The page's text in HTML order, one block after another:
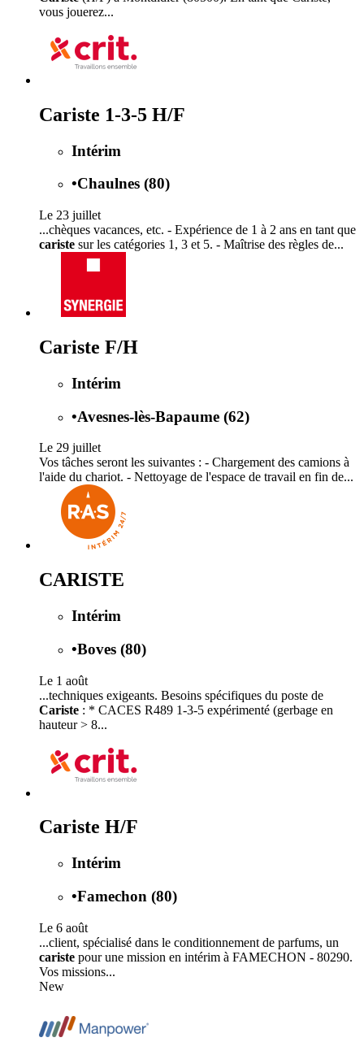
vous jouerez...
Cariste 1-3-5 H/F
Intérim
•Chaulnes (80)
Le 23 juillet
...chèques vacances, etc. - Expérience de 1 à 2 ans en tant que
cariste sur les catégories 1, 3 et 5. - Maîtrise des règles de...
Cariste F/H
Intérim
•Avesnes-lès-Bapaume (62)
Le 29 juillet
Vos tâches seront les suivantes : - Chargement des camions à
l'aide du chariot. - Nettoyage de l'espace de travail en fin de...
CARISTE
Intérim
•Boves (80)
Le 1 août
...techniques exigeants. Besoins spécifiques du poste de
Cariste : * CACES R489 1-3-5 expérimenté (gerbage en
hauteur > 8...
Cariste H/F
Intérim
•Famechon (80)
Le 6 août
...client, spécialisé dans le conditionnement de parfums, un
cariste pour une mission en intérim à FAMECHON - 80290.
Vos missions...
New